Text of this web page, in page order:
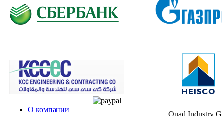
О компании
Quad Industry